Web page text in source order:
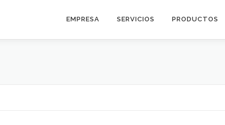
EMPRESA SERVICIOS PRODUCTOS